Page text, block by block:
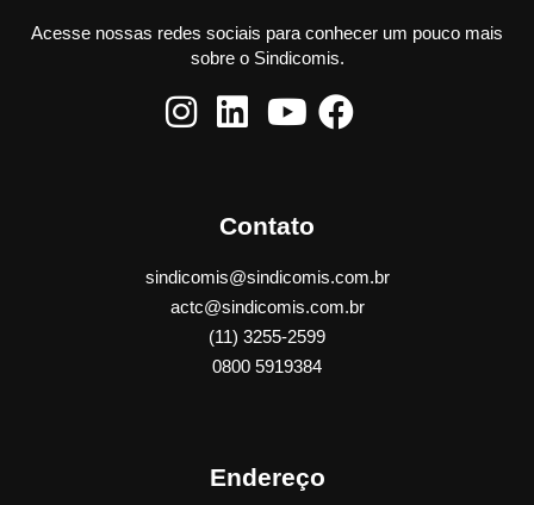
Acesse nossas redes sociais para conhecer um pouco mais
sobre o Sindicomis.
Contato
sindicomis@sindicomis.com.br
actc@sindicomis.com.br
(11) 3255-2599
0800 5919384
Endereço